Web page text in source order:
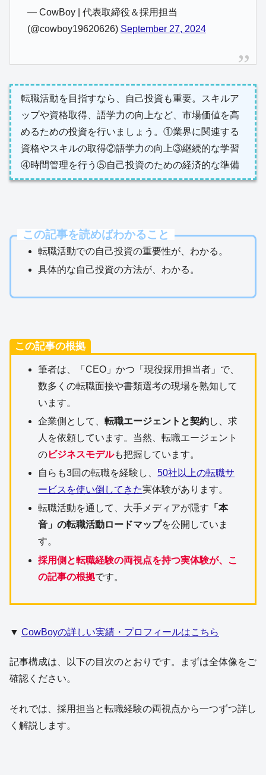
— CowBoy | 代表取締役＆採用担当
(@cowboy19620626) September 27, 2024
転職活動を目指すなら、自己投資も重要。スキルア
ップや資格取得、語学力の向上など、市場価値を高
めるための投資を行いましょう。①業界に関連する
資格やスキルの取得②語学力の向上③継続的な学習
④時間管理を行う⑤自己投資のための経済的な準備
この記事を読めばわかること
転職活動での自己投資の重要性が、わかる。
具体的な自己投資の方法が、わかる。
この記事の根拠
筆者は、「CEO」かつ「現役採用担当者」で、
数多くの転職面接や書類選考の現場を熟知して
います。
企業側として、転職エージェントと契約し、求
人を依頼しています。当然、転職エージェント
のビジネスモデルも把握しています。
自らも3回の転職を経験し、50社以上の転職サ
ービスを使い倒してきた実体験があります。
転職活動を通して、大手メディアが隠す 「本
音」の転職活動ロードマップを公開していま
す。
採用側と転職経験の両視点を持つ実体験が、こ
の記事の根拠です。
▼ CowBoyの詳しい実績・プロフィールはこちら
記事構成は、以下の目次のとおりです。まずは全体像をご
確認ください。
それでは、採用担当と転職経験の両視点から一つずつ詳し
く解説します。